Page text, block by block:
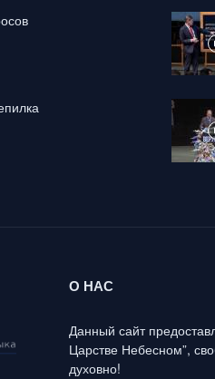
О НАС
Данный сайт
Царстве Небесном”,
духовно!